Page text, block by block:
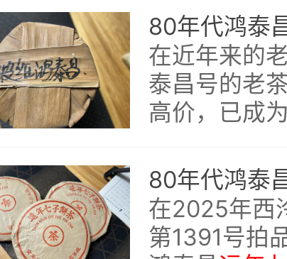
劲的体感，
应有的高度
在近年来的
泰昌号的老
高价，已成
80年代鸿泰
在2025年西
第1391号拍